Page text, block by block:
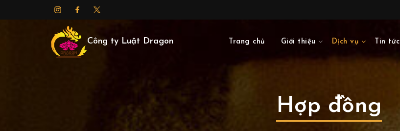
Công ty Luật Dragon Trang chủ Giới thiệu Dịch vụ Tin tức
Hợp đồng